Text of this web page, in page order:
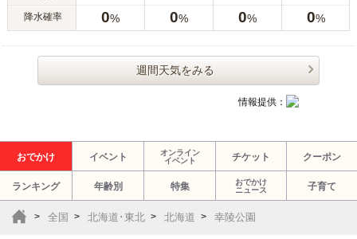
降水確率 0% 0% 0% 0%
週間天気をみる
情報提供：
おでかけ イベント
オンライン
イベント
チケット クーポン
ランキング 年齢別 特集
おでかけ
ニュース
子育て
全国 北海道･東北 北海道 幸陵公園